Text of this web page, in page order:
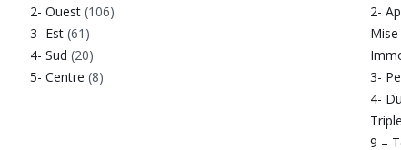
2- Ouest (106)
3- Est (61)
4- Sud (20)
5- Centre (8)
2-
3-
4-
9 –